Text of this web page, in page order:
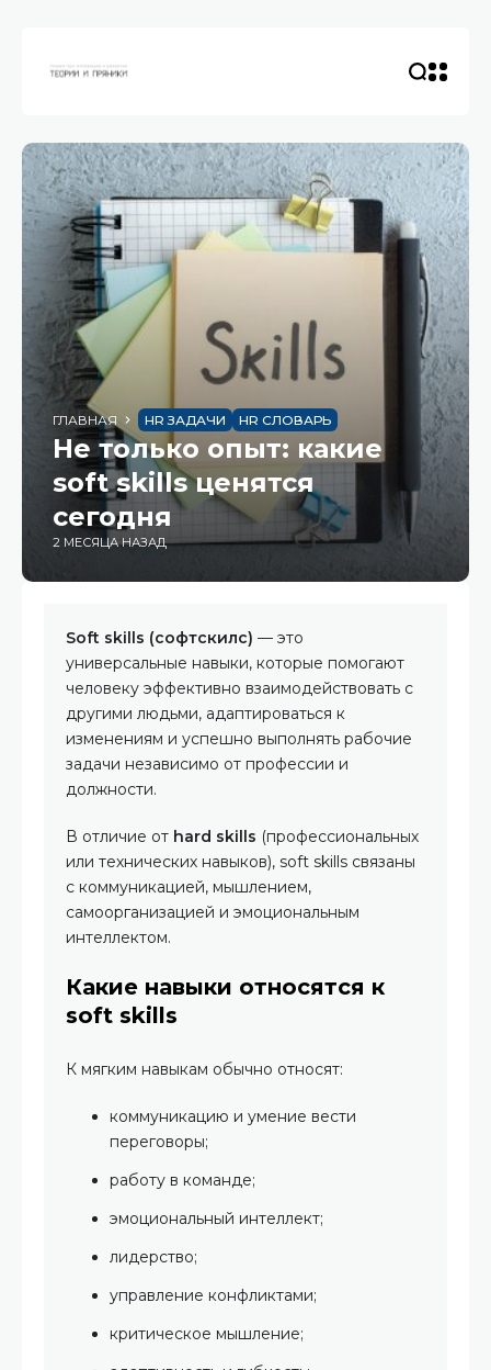
ГЛАВНАЯ HR ЗАДАЧИ HR СЛОВАРЬ
Не только опыт: какие
soft skills ценятся
сегодня
2 МЕСЯЦА НАЗАД
Soft skills (софтскилс) — это
универсальные навыки, которые помогают
человеку эффективно взаимодействовать с
другими людьми, адаптироваться к
изменениям и успешно выполнять рабочие
задачи независимо от профессии и
должности.
В отличие от hard skills (профессиональных
или технических навыков), soft skills связаны
с коммуникацией, мышлением,
самоорганизацией и эмоциональным
интеллектом.
Какие навыки относятся к
soft skills
К мягким навыкам обычно относят:
коммуникацию и умение вести
переговоры;
работу в команде;
эмоциональный интеллект;
лидерство;
управление конфликтами;
критическое мышление;